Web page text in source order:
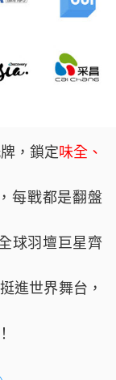
，鎖定味全、
每戰都是翻盤
球羽壇巨星齊
進世界舞台，